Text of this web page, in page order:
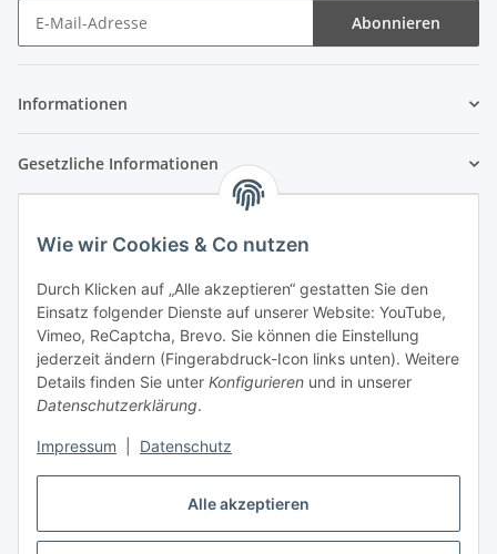
Alle akzeptieren
Wie wir Cookies & Co nutzen
Durch Klicken auf „Alle akzeptieren“ gestatten Sie den
Einsatz folgender Dienste auf unserer Website: YouTube,
Vimeo, ReCaptcha, Brevo. Sie können die Einstellung
jederzeit ändern (Fingerabdruck-Icon links unten). Weitere
Details finden Sie unter Konfigurieren und in unserer
Datenschutzerklärung.
Impressum Datenschutz
Abonnieren
Informationen
Gesetzliche Informationen
Vertrag widerrufen